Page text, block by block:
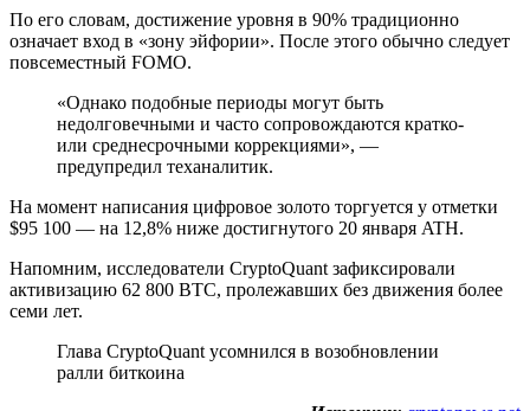
По его словам, достижение уровня в 90% традиционно
означает вход в «зону эйфории». После этого обычно следует
повсеместный FOMO.
«Однако подобные периоды могут быть
недолговечными и часто сопровождаются кратко-
или среднесрочными коррекциями», —
предупредил теханалитик.
На момент написания цифровое золото торгуется у отметки
$95 100 — на 12,8% ниже достигнутого 20 января ATH.
Напомним, исследователи CryptoQuant зафиксировали
активизацию 62 800 BTC, пролежавших без движения более
семи лет.
Глава CryptoQuant усомнился в возобновлении
ралли биткоина